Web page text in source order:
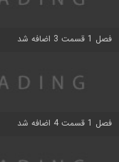
فصل 1 قسمت 3 اضافه شد
فصل 1 قسمت 4 اضافه شد